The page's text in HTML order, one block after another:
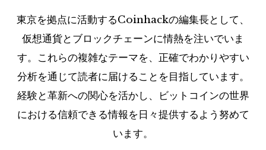
東京を拠点に活動するCoinhackの編集長として、
仮想通貨とブロックチェーンに情熱を注いでいま
す。これらの複雑なテーマを、正確でわかりやすい
分析を通じて読者に届けることを目指しています。
経験と革新への関心を活かし、ビットコインの世界
における信頼できる情報を日々提供するよう努めて
います。